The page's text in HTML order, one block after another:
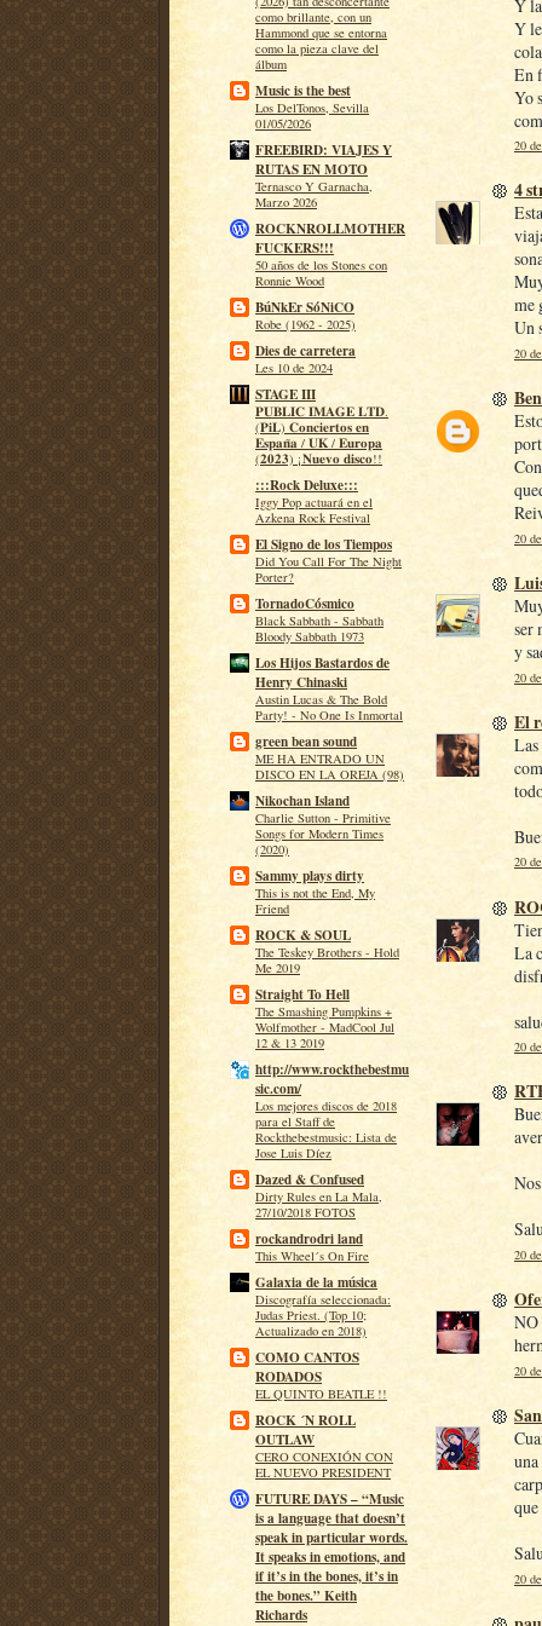
como brillante, con un
Hammond que se entorna
como la pieza clave del
álbum
Music is the best
Los DelTonos, Sevilla
01/05/2026
FREEBIRD: VIAJES Y
RUTAS EN MOTO
Ternasco Y Garnacha,
Marzo 2026
ROCKNROLLMOTHER
FUCKERS!!!
50 años de los Stones con
Ronnie Wood
BúNkEr SóNiCO
Robe (1962 - 2025)
Dies de carretera
Les 10 de 2024
STAGE III
𝐏𝐔𝐁𝐋𝐈𝐂 𝐈𝐌𝐀𝐆𝐄 𝐋𝐓𝐃.
(𝐏𝐢𝐋) 𝐂𝐨𝐧𝐜𝐢𝐞𝐫𝐭𝐨𝐬 𝐞𝐧
𝐄𝐬𝐩𝐚𝐧̃𝐚 / 𝐔𝐊 / 𝐄𝐮𝐫𝐨𝐩𝐚
(𝟐𝟎𝟐𝟑) ¡𝐍𝐮𝐞𝐯𝐨 𝐝𝐢𝐬𝐜𝐨!!
:::Rock Deluxe:::
Iggy Pop actuará en el
Azkena Rock Festival
El Signo de los Tiempos
Did You Call For The Night
Porter?
TornadoCósmico
Black Sabbath - Sabbath
Bloody Sabbath 1973
Los Hijos Bastardos de
Henry Chinaski
Austin Lucas & The Bold
Party! - No One Is Inmortal
green bean sound
ME HA ENTRADO UN
DISCO EN LA OREJA (98)
Nikochan Island
Charlie Sutton - Primitive
Songs for Modern Times
(2020)
Sammy plays dirty
This is not the End, My
Friend
ROCK & SOUL
The Teskey Brothers - Hold
Me 2019
Straight To Hell
The Smashing Pumpkins +
Wolfmother - MadCool Jul
12 & 13 2019
http://www.rockthebestmu
sic.com/
Los mejores discos de 2018
para el Staff de
Rockthebestmusic: Lista de
Jose Luis Díez
Dazed & Confused
Dirty Rules en La Mala,
27/10/2018 FOTOS
rockandrodri land
This Wheel´s On Fire
Galaxia de la música
Discografía seleccionada:
Judas Priest. (Top 10;
Actualizado en 2018)
COMO CANTOS
RODADOS
EL QUINTO BEATLE !!
ROCK ´N ROLL
OUTLAW
CERO CONEXIÓN CON
EL NUEVO PRESIDENT
FUTURE DAYS – “Music
is a language that doesn’t
speak in particular words.
It speaks in emotions, and
if it’s in the bones, it’s in
the bones.” Keith
Richards
Y
Y
En
Yo
20
4
me
Un
20
20
ser
y
20
El
Las
20
La
20
20
NO
20
20